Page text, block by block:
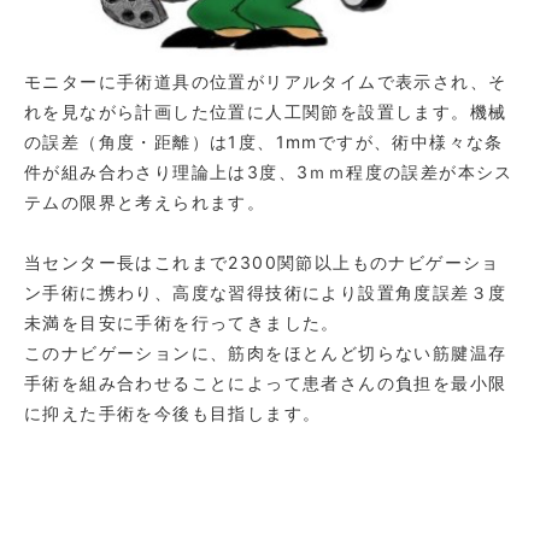
モニターに手術道具の位置がリアルタイムで表示され、そ
れを見ながら計画した位置に人工関節を設置します。機械
の誤差（角度・距離）は1度、1mmですが、術中様々な条
件が組み合わさり理論上は3度、3ｍｍ程度の誤差が本シス
テムの限界と考えられます。
当センター長はこれまで2300関節以上ものナビゲーショ
ン手術に携わり、高度な習得技術により設置角度誤差３度
未満を目安に手術を行ってきました。
このナビゲーションに、筋肉をほとんど切らない筋腱温存
手術を組み合わせることによって患者さんの負担を最小限
に抑えた手術を今後も目指します。